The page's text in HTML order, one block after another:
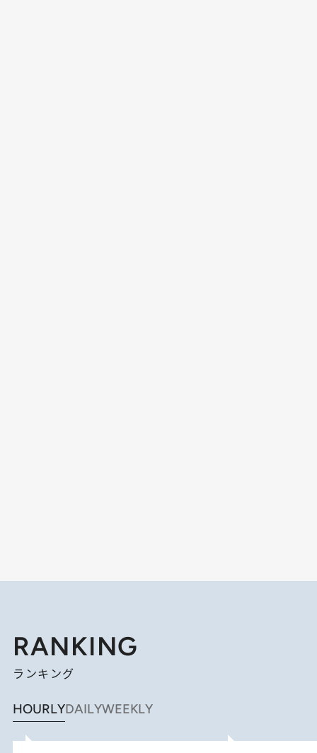
RANKING
ランキング
HOURLYDAILYWEEKLY